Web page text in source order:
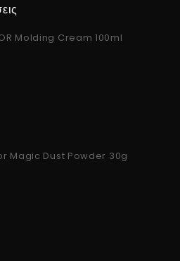
Molding Cream 100ml
Magic Dust Powder 30g